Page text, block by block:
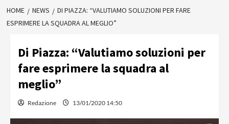
HOME NEWS
DI PIAZZA: “VALUTIAMO SOLUZIONI PER FARE
ESPRIMERE LA SQUADRA AL MEGLIO”
Di Piazza: “Valutiamo soluzioni per
fare esprimere la squadra al
meglio”
Redazione 13/01/2020 14:50